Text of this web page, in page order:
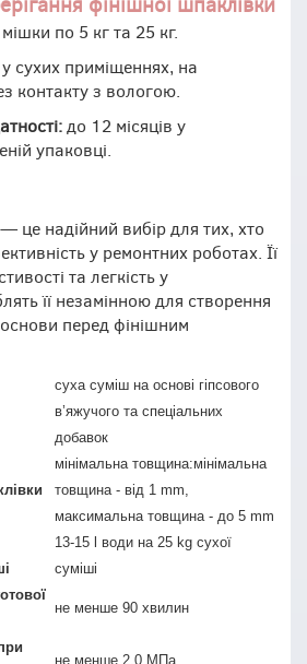
мішки по 5 кг та 25 кг.
у сухих приміщеннях, на
контакту з вологою.
до 12 місяців у
упаковці.
— це надійний вибір для тих, хто
у ремонтних роботах. Її
та легкість у
її незамінною для створення
основи перед фінішним
суха суміш на основі гіпсового
в’яжучого та спеціальних
добавок
мінімальна товщина:мінімальна
товщина - від 1 mm,
максимальна товщина - до 5 mm
13-15 l води на 25 kg сухої
суміші
не менше 90 хвилин
не менше 2,0 МПа